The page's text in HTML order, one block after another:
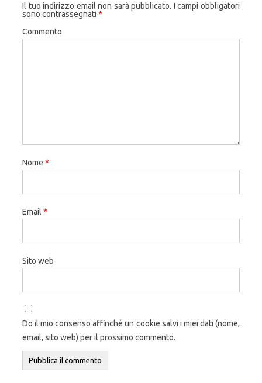
Il tuo indirizzo email non sarà pubblicato. I campi obbligatori
sono contrassegnati *
Commento
Nome *
Email *
Sito web
Do il mio consenso affinché un cookie salvi i miei dati (nome,
email, sito web) per il prossimo commento.